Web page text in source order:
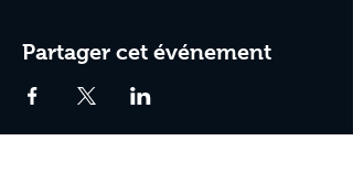
Partager cet événement